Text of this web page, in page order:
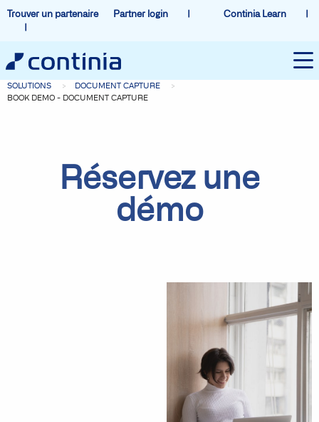
Trouver un partenaire Partner login Continia Learn
SOLUTIONS
DOCUMENT CAPTURE
BOOK DEMO - DOCUMENT CAPTURE
Réservez une
démo